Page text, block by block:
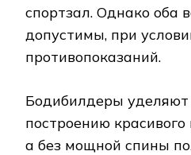
спортзал. Однако оба
допустимы, при
противопоказаний.
Бодибилдеры
построению
а без мощной спины